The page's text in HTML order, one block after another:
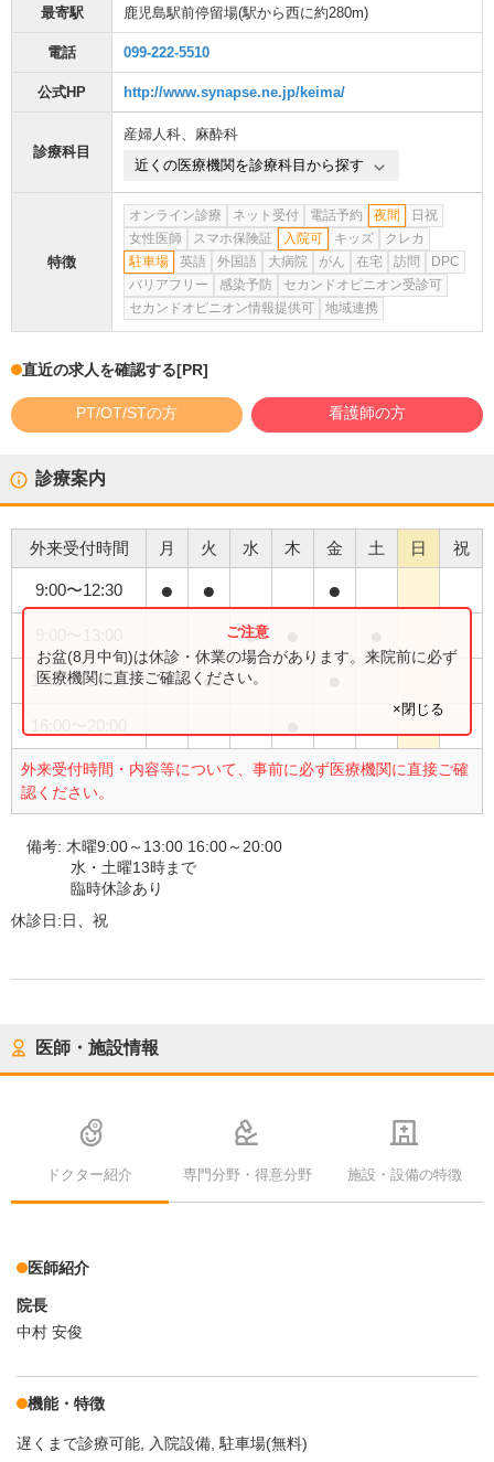
最寄駅 鹿児島駅前停留場(駅から西に約280m)
電話 099-222-5510
公式HP http://www.synapse.ne.jp/keima/
診療科目
産婦人科、 麻酔科
近くの医療機関を診療科目から探す
特徴
オンライン診療 ネット受付 電話予約 夜間
日祝
女性医師
スマホ保険証 入院可 キッズ
クレカ
駐車場
英語 外国語 大病院 がん 在宅 訪問
DPC
バリアフリー
感染予防
セカンドオピニオン受診可
セカンドオピニオン情報提供可
地域連携
直近の求人を確認する[PR]
PT/OT/STの方 看護師の方
診療案内
外来受付時間 月 火 水 木 金 土 日 祝
9:00〜12:30 ● ● ●
●
14:00〜18:00 ● ●
外来受付時間・内容等について、事前に必ず医療機関に直接ご確
認ください。
お盆(8月中旬)は休診・休業の場合があります。来院前に必ず
医療機関に直接ご確認ください。
×閉じる
備考: 木曜9:00～13:00 16:00～20:00
水・土曜13時まで
臨時休診あり
休診日:日、祝
医師・施設情報
ドクター紹介 専門分野・得意分野 施設・設備の特徴
医師紹介
院長
中村 安俊
機能・特徴
遅くまで診療可能 入院設備 駐車場(無料)